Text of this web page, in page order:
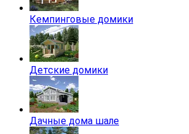
Кемпинговые домики
Детские домики
Дачные дома шале